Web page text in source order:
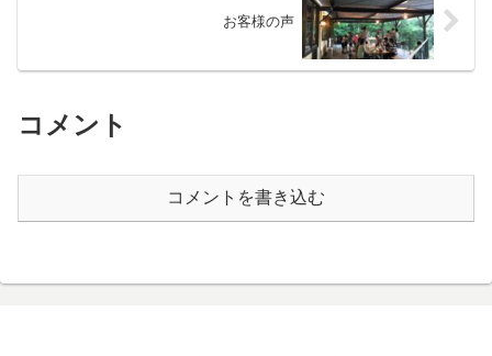
お客様の声
コメント
コメントを書き込む